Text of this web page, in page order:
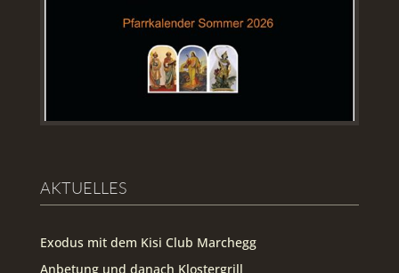
AKTUELLES
Exodus mit dem Kisi Club Marchegg
Anbetung und danach Klostergrill